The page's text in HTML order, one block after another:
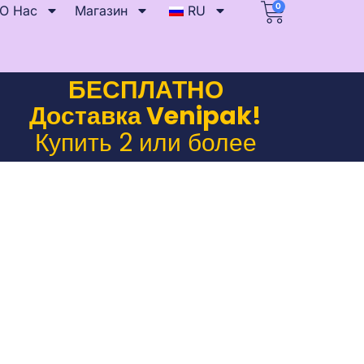
О Нас Магазин RU 0
БЕСПЛАТНО
Доставка Venipak!
Купить 2 или более